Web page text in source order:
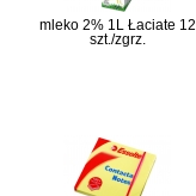
mleko 2% 1L Łaciate 12
szt./zgrz.